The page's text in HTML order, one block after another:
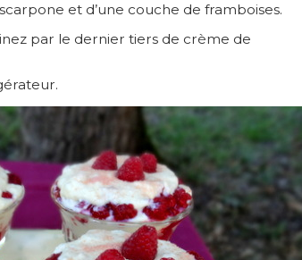
et d’une couche de framboises.
par le dernier tiers de crème de